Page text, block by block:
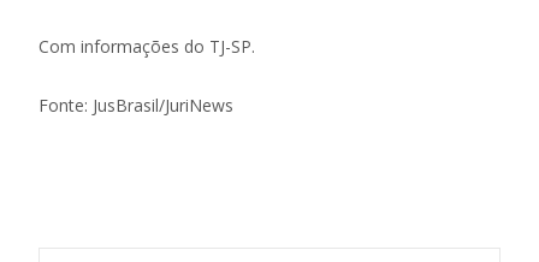
Com informações do TJ-SP.
Fonte: JusBrasil/JuriNews